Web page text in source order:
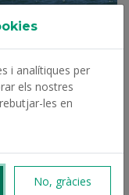
Aquàtica - 1a
setembre 2026
i analítiques per
els nostres
les en
No, gràcies